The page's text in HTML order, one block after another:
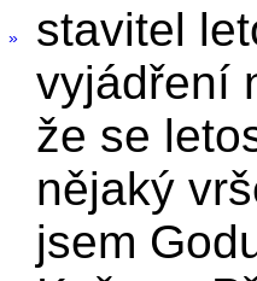
»
stavitel
vyjádření
že se
nějaký
jsem